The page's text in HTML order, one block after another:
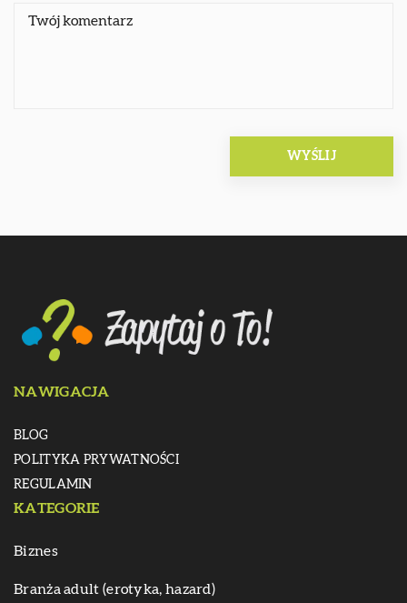
NAWIGACJA
BLOG
POLITYKA PRYWATNOŚCI
REGULAMIN
KATEGORIE
Biznes
Branża adult (erotyka, hazard)